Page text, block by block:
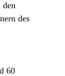
den
des
60